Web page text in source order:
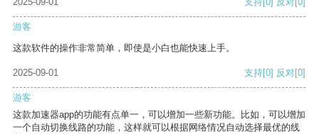
游客
这款软件的操作非常简单，即使是小白也能快速上手。
2025-09-01 支持[0] 反对[0]
游客
这款加速器app的功能有点单一，可以增加一些新功能。比如，可以增加
一个自动切换线路的功能，这样就可以根据网络情况自动选择最优的线